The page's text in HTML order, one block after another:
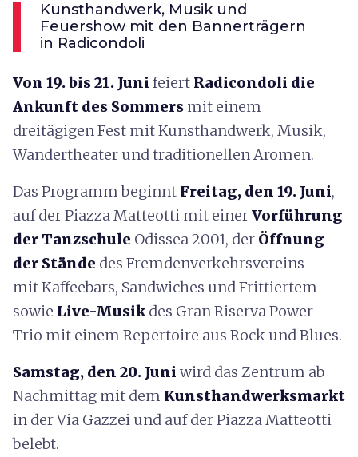
Kunsthandwerk, Musik und
Feuershow mit den Bannerträgern
in Radicondoli
Von 19. bis 21. Juni feiert Radicondoli die
Ankunft des Sommers mit einem
dreitägigen Fest mit Kunsthandwerk, Musik,
Wandertheater und traditionellen Aromen.
Das Programm beginnt Freitag, den 19. Juni,
auf der Piazza Matteotti mit einerVorführung
der Tanzschule Odissea 2001, der Öffnung
der Stände des Fremdenverkehrsvereins –
mit Kaffeebars, Sandwiches und Frittiertem –
sowie Live-Musik des Gran Riserva Power
Trio mit einem Repertoire aus Rock und Blues.
Samstag, den 20. Juni wird das Zentrum ab
Nachmittag mit dem Kunsthandwerksmarkt
in der Via Gazzei und auf der Piazza Matteotti
belebt.